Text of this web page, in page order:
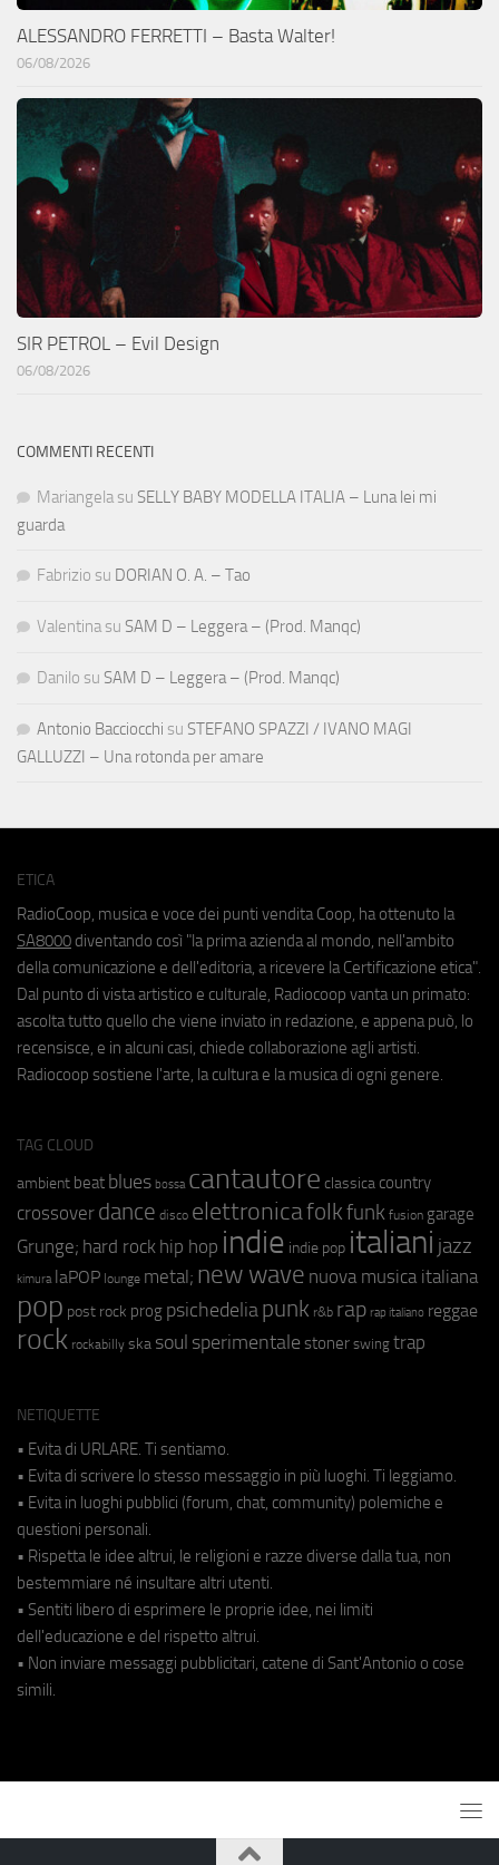
ALESSANDRO FERRETTI – Basta Walter!
06/08/2026
SIR PETROL – Evil Design
06/08/2026
COMMENTI RECENTI
Mariangela su SELLY BABY MODELLA ITALIA – Luna lei mi
guarda
Fabrizio su DORIAN O. A. – Tao
Valentina su SAM D – Leggera – (Prod. Manqc)
Danilo su SAM D – Leggera – (Prod. Manqc)
Antonio Bacciocchi su STEFANO SPAZZI / IVANO MAGI
GALLUZZI – Una rotonda per amare
ETICA
RadioCoop, musica e voce dei punti vendita Coop, ha ottenuto la
SA8000 diventando così "la prima azienda al mondo, nell'ambito
della comunicazione e dell'editoria, a ricevere la Certificazione etica".
Dal punto di vista artistico e culturale, Radiocoop vanta un primato:
ascolta tutto quello che viene inviato in redazione, e appena può, lo
recensisce, e in alcuni casi, chiede collaborazione agli artisti.
Radiocoop sostiene l'arte, la cultura e la musica di ogni genere.
TAG CLOUD
ambient beat blues bossa cantautore classica country
crossover dance disco elettronicafolkfunk fusion garage
Grunge; hard rock hip hop indie indie pop italiani jazz
kimura laPOP lounge metal; new wave nuova musica italiana
pop post rock prog psichedeliapunk r&b rap rap italiano reggae
rock rockabilly ska soul sperimentale stoner swing trap
NETIQUETTE
• Evita di URLARE. Ti sentiamo.
• Evita di scrivere lo stesso messaggio in più luoghi. Ti leggiamo.
• Evita in luoghi pubblici (forum, chat, community) polemiche e
questioni personali.
• Rispetta le idee altrui, le religioni e razze diverse dalla tua, non
bestemmiare né insultare altri utenti.
• Sentiti libero di esprimere le proprie idee, nei limiti
dell'educazione e del rispetto altrui.
• Non inviare messaggi pubblicitari, catene di Sant'Antonio o cose
simili.